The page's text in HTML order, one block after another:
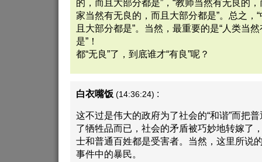
的，而且大部分都是”，“教师当然有无良的
家当然有无良的，而且大部分都是”。总之，
且大部分都是”。当然，最重要的是“人类当
是”！
都“无良”了，到底谁才“有良”呢？
白衣嘴饭 (14:36:24) :
这不过是伟大的政府为了社会的“和谐”而把
了牺牲品而已，社会的矛盾被巧妙地转嫁了
士和普通百姓都是受害者。当然，这里所说
事件中的暴民。